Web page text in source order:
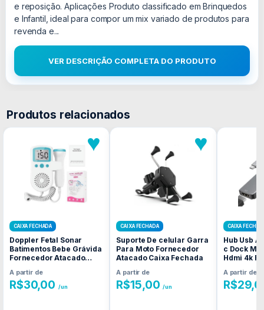
e reposição. Aplicações Produto classificado em Brinquedos
e Infantil, ideal para compor um mix variado de produtos para
revenda e...
VER DESCRIÇÃO COMPLETA DO PRODUTO
Produtos relacionados
♥
CAIXA FECHADA
Doppler Fetal Sonar
Batimentos Bebe Grávida
Fornecedor Atacado
A partir de
R$30,00 /un
♥
CAIXA FECHADA
Suporte De celular Garra
Para Moto Fornecedor
Atacado Caixa Fechada
A partir de
R$15,00 /un
CAIXA
Hub Usb
c Dock
Hdmi 4k
A partir de
R$